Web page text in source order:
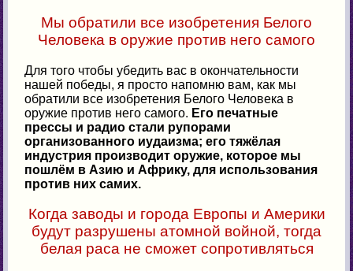
Мы обратили все изобретения Белого
Человека в оружие против него самого
Для того чтобы убедить вас в окончательности
нашей победы, я просто напомню вам, как мы
обратили все изобретения Белого Человека в
оружие против него самого. Его печатные
прессы и радио стали рупорами
организованного иудаизма; его тяжёлая
индустрия производит оружие, которое мы
пошлём в Азию и Африку, для использования
против них самих.
Когда заводы и города Европы и Америки
будут разрушены атомной войной, тогда
белая раса не сможет сопротивляться